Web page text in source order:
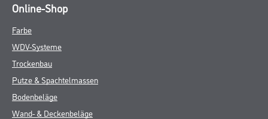
Online-Shop
Farbe
WDV-Systeme
Trockenbau
Putze & Spachtelmassen
Bodenbeläge
Wand- & Deckenbeläge